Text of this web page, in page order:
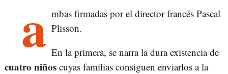
a mbas firmadas por el director francés Pascal
Plisson.
En la primera, se narra la dura existencia de
cuatro niños cuyas familias consiguen enviarlos a la